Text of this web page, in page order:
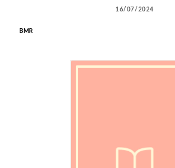
16/07/2024
BMR